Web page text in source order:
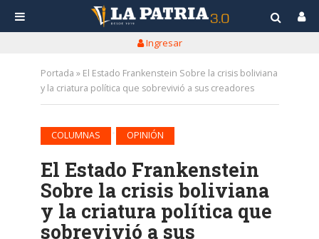
Ingresar
Portada » El Estado Frankenstein Sobre la crisis boliviana
y la criatura política que sobrevivió a sus creadores
COLUMNAS OPINIÓN
El Estado Frankenstein
Sobre la crisis boliviana
y la criatura política que
sobrevivió a sus